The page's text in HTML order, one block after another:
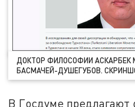
ДОКТОР ФИЛОСОФИИ
БАСМАЧЕЙ-ДУШЕГУБОВ.
В Госдуме предлагают